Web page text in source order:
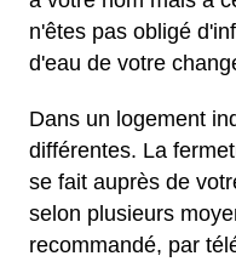
n'êtes pas obligé
d'eau de votre
Dans un logement
différentes. La
se fait auprès de
selon plusieurs
recommandé, par